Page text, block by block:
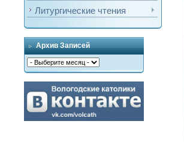
Литургические чтения
Архив Записей